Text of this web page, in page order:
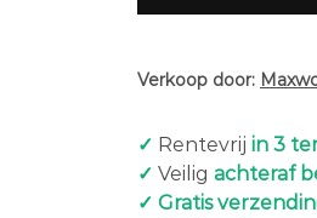
Verkoop door:
✓ Rentevrij in 3
✓ Veilig achteraf
✓ Gratis